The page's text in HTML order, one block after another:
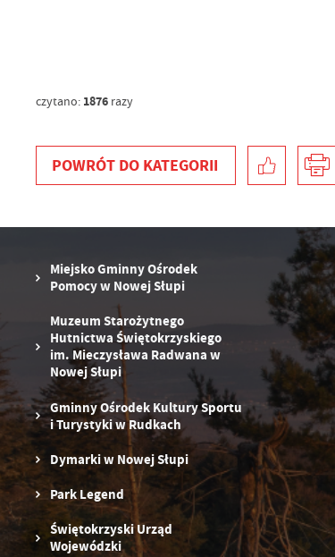
czytano: 1876razy
POWRÓT DO KATEGORII
Miejsko Gminny Ośrodek
Pomocy w Nowej Słupi
Muzeum Starożytnego
Hutnictwa Świętokrzyskiego
im. Mieczysława Radwana w
Nowej Słupi
Gminny Ośrodek Kultury Sportu
i Turystyki w Rudkach
Dymarki w Nowej Słupi
Park Legend
Świętokrzyski Urząd
Wojewódzki